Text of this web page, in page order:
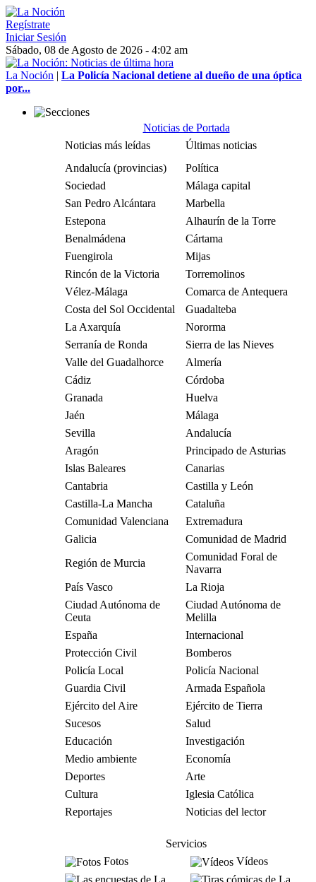
Regístrate
Iniciar Sesión
Sábado, 08 de Agosto de 2026 - 4:02 am
La Noción | La Policía Nacional detiene al dueño de una óptica
por...
Noticias de Portada
Noticias más leídas
Últimas noticias
Andalucía (provincias)
Política
Sociedad
Málaga capital
San Pedro Alcántara
Marbella
Estepona
Alhaurín de la Torre
Benalmádena
Cártama
Fuengirola
Mijas
Rincón de la Victoria
Torremolinos
Vélez-Málaga
Comarca de Antequera
Costa del Sol Occidental
Guadalteba
La Axarquía
Nororma
Serranía de Ronda
Sierra de las Nieves
Valle del Guadalhorce
Almería
Cádiz
Córdoba
Granada
Huelva
Jaén
Málaga
Sevilla
Andalucía
Aragón
Principado de Asturias
Islas Baleares
Canarias
Cantabria
Castilla y León
Castilla-La Mancha
Cataluña
Comunidad Valenciana
Extremadura
Galicia
Comunidad de Madrid
Región de Murcia
Comunidad Foral de
Navarra
País Vasco
La Rioja
Ciudad Autónoma de
Ceuta
Ciudad Autónoma de
Melilla
España
Internacional
Protección Civil
Bomberos
Policía Local
Policía Nacional
Guardia Civil
Armada Española
Ejército del Aire
Ejército de Tierra
Sucesos
Salud
Educación
Investigación
Medio ambiente
Economía
Deportes
Arte
Cultura
Iglesia Católica
Reportajes
Noticias del lector
Servicios
Fotos
Vídeos